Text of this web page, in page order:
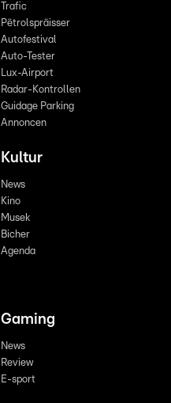
Trafic
Pëtrolspräisser
Autofestival
Auto-Tester
Lux-Airport
Radar-Kontrollen
Guidage Parking
Annoncen
Kultur
News
Kino
Musek
Bicher
Agenda
Gaming
News
Review
E-sport